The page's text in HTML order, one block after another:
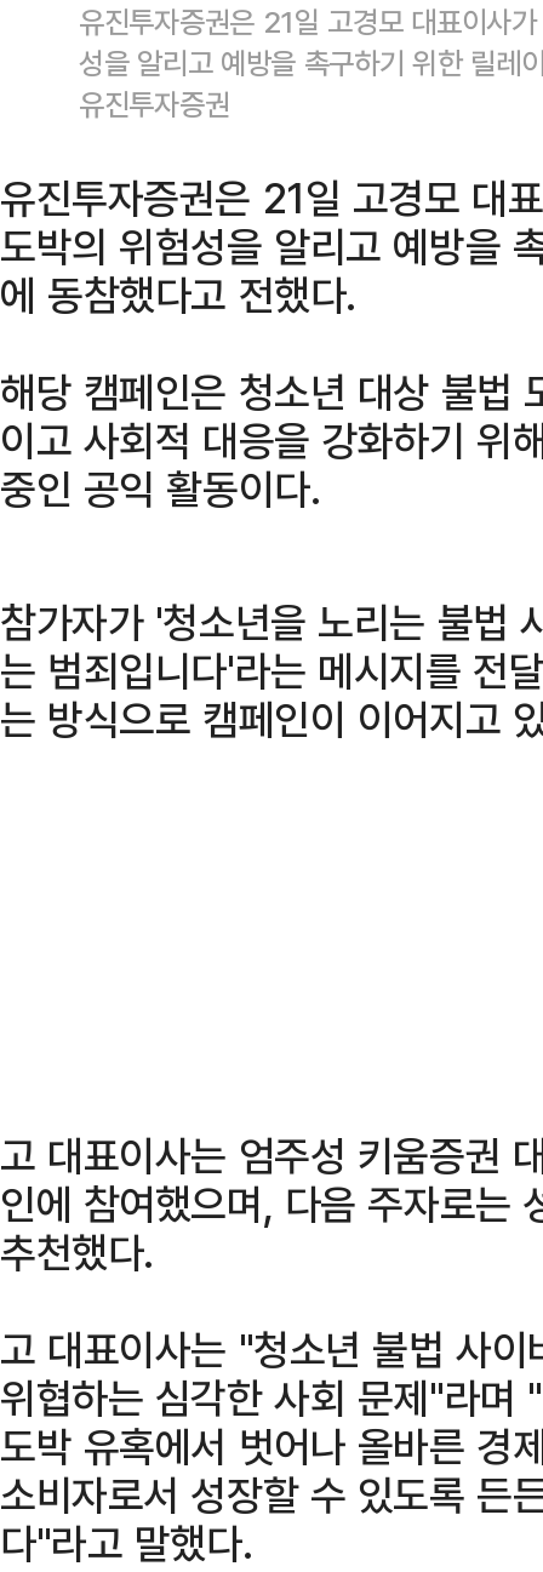
유진투자증권은 21일 고경모 대표이사
성을 알리고 예방을 촉구하기 위한 릴
유진투자증권
유진투자증권은 21일 고경모 대
도박의 위험성을 알리고 예방을
에 동참했다고 전했다.
해당 캠페인은 청소년 대상 불법
이고 사회적 대응을 강화하기 위
중인 공익 활동이다.
참가자가 '청소년을 노리는 불법
는 범죄입니다'라는 메시지를 전
는 방식으로 캠페인이 이어지고
고 대표이사는 엄주성 키움증권
인에 참여했으며, 다음 주자로는
추천했다.
고 대표이사는 "청소년 불법 사
위협하는 심각한 사회 문제"라며
도박 유혹에서 벗어나 올바른 경
소비자로서 성장할 수 있도록 든
다"라고 말했다.